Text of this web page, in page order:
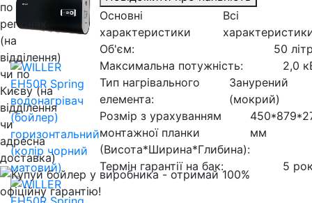
Основні
характеристики
Всі
Об'єм:
50
Максимальна потужність:
2,0
Тип нагрівального
елемента:
Занурений
(мокрий)
Розмір з урахуванням
монтажної планки
(Висота*Ширина*Глибина):
мм
Термін гарантії на бак: 5